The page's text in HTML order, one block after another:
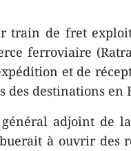
train de fret
ferroviaire
et de
des destinations en
adjoint de
à ouvrir des